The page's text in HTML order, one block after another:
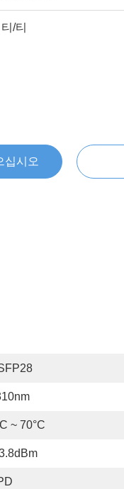
티/티
십시오
~ 70°C